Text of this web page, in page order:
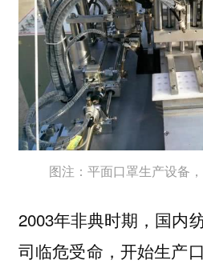
图注：平面口罩生产设备
2003年非典时期，国内
司临危受命，开始生产